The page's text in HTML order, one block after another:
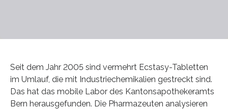
Seit dem Jahr 2005 sind vermehrt Ecstasy-Tabletten
im Umlauf, die mit Industriechemikalien gestreckt sind.
Das hat das mobile Labor des Kantonsapothekeramts
Bern herausgefunden. Die Pharmazeuten analysieren